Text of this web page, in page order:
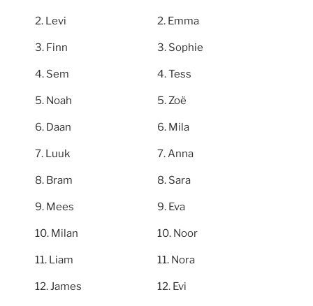
Levi
Finn
Sem
Noah
Daan
Luuk
Bram
Mees
Milan
Liam
James
Emma
Sophie
Tess
Zoë
Mila
Anna
Sara
Eva
Noor
Nora
Evi